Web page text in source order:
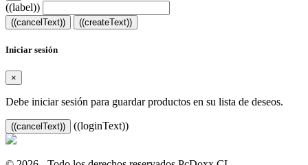
((label))
((cancelText)) ((createText))
Iniciar sesión
×
Debe iniciar sesión para guardar productos en su lista de deseos.
((cancelText)) ((loginText))